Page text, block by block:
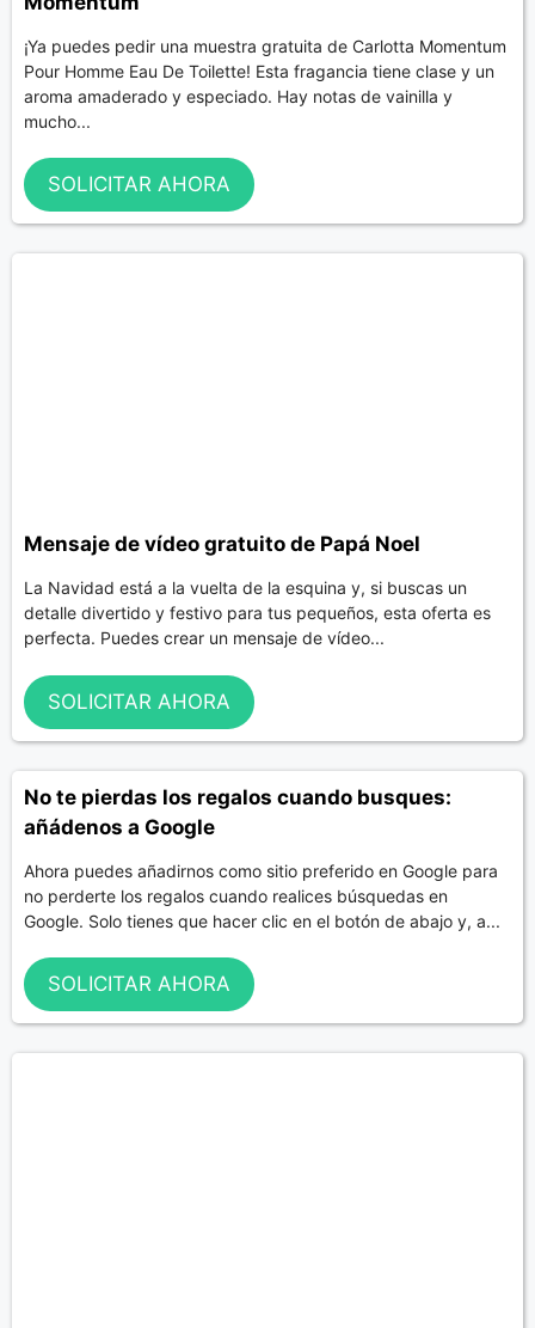
¡Ya puedes pedir una muestra gratuita de Carlotta Momentum
Pour Homme Eau De Toilette! Esta fragancia tiene clase y un
aroma amaderado y especiado. Hay notas de vainilla y
mucho...
SOLICITAR AHORA
Mensaje de vídeo gratuito de Papá Noel
La Navidad está a la vuelta de la esquina y, si buscas un
detalle divertido y festivo para tus pequeños, esta oferta es
perfecta. Puedes crear un mensaje de vídeo...
SOLICITAR AHORA
No te pierdas los regalos cuando busques:
añádenos a Google
Ahora puedes añadirnos como sitio preferido en Google para
no perderte los regalos cuando realices búsquedas en
Google. Solo tienes que hacer clic en el botón de abajo y, a...
SOLICITAR AHORA